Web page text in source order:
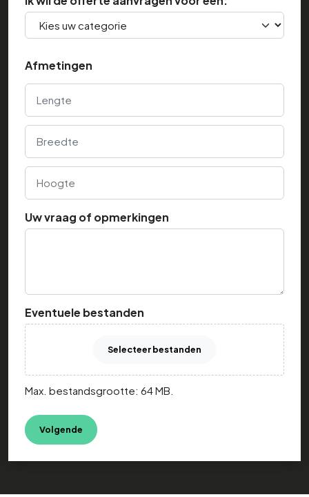
Afmetingen
Lengte
Breedte
Hoogte
Uw vraag of opmerkingen
Eventuele bestanden
Selecteer bestanden
Max. bestandsgrootte: 64 MB.